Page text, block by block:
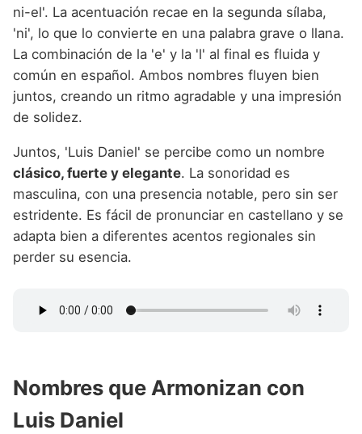
ni-el'. La acentuación recae en la segunda sílaba,
'ni', lo que lo convierte en una palabra grave o llana.
La combinación de la 'e' y la 'l' al final es fluida y
común en español. Ambos nombres fluyen bien
juntos, creando un ritmo agradable y una impresión
de solidez.
Juntos, 'Luis Daniel' se percibe como un nombre
clásico, fuerte y elegante. La sonoridad es
masculina, con una presencia notable, pero sin ser
estridente. Es fácil de pronunciar en castellano y se
adapta bien a diferentes acentos regionales sin
perder su esencia.
Nombres que Armonizan con
Luis Daniel